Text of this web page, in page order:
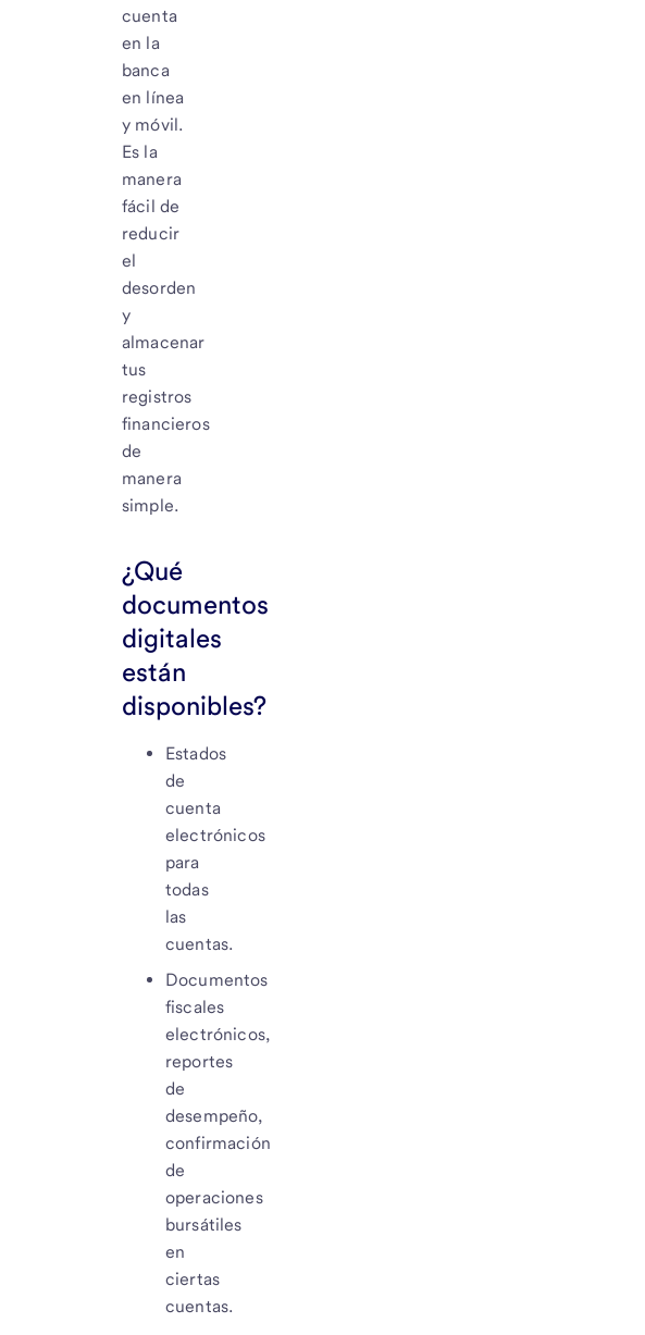
cuenta
en la
banca
en línea
y móvil.
Es la
manera
fácil de
reducir
el
desorden
y
almacenar
tus
registros
financieros
de
manera
simple.
¿Qué
documentos
digitales
están
disponibles?
Estados
de
cuenta
electrónicos
para
todas
las
cuentas.
Documentos
fiscales
electrónicos,
reportes
de
desempeño,
confirmación
de
operaciones
bursátiles
en
ciertas
cuentas.